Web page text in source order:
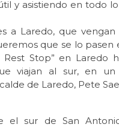
y asistiendo en todo
a Laredo, que
que se lo pasen
Rest Stop” en Laredo
viajan al sur, en
de Laredo, Pete
el sur de San